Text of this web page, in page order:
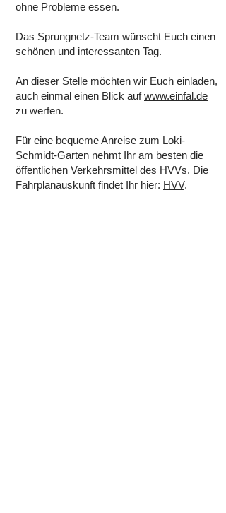
ohne Probleme essen.
Das Sprungnetz-Team wünscht Euch einen
schönen und interessanten Tag.
An dieser Stelle möchten wir Euch einladen,
auch einmal einen Blick aufwww.einfal.de
zu werfen.
Für eine bequeme Anreise zum Loki-
Schmidt-Garten nehmt Ihr am besten die
öffentlichen Verkehrsmittel des HVVs. Die
Fahrplanauskunft findet Ihr hier: HVV.